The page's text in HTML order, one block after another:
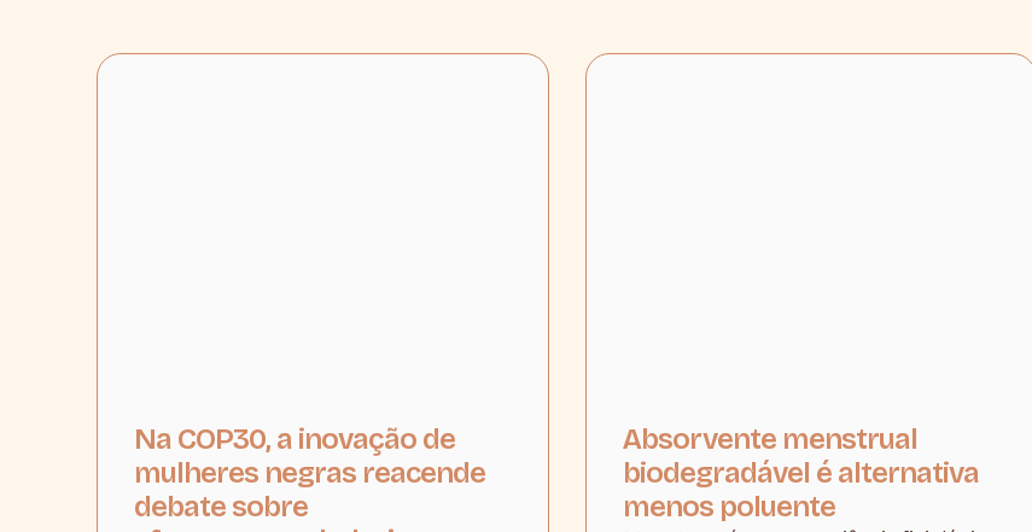
Na COP30, a inovação de
mulheres negras reacende
debate sobre
Absorvente menstrual
biodegradável é alternativa
menos poluente